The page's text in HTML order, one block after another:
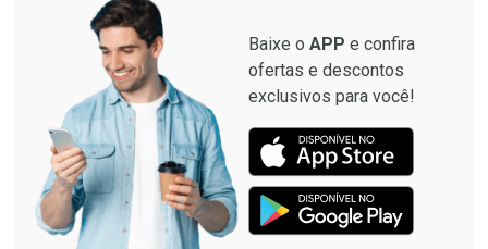
Baixe o APP e confira
ofertas e descontos
exclusivos para você!